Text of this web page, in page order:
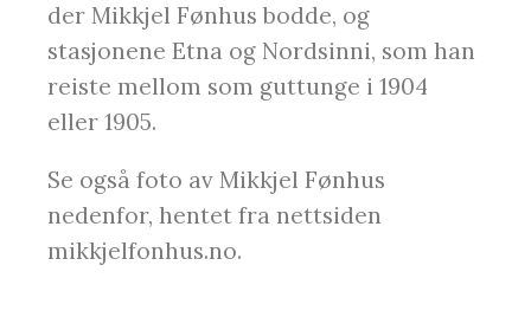
der Mikkjel Fønhus bodde, og
stasjonene Etna og Nordsinni, som han
reiste mellom som guttunge i 1904
eller 1905.
Se også foto av Mikkjel Fønhus
nedenfor, hentet fra nettsiden
mikkjelfonhus.no.